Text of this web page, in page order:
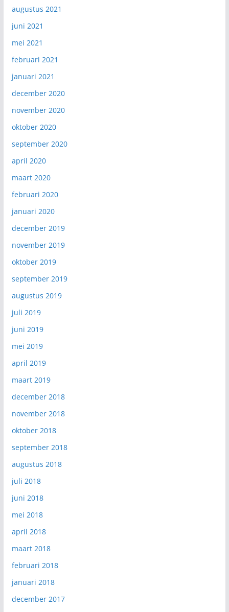
augustus 2021
juni 2021
mei 2021
februari 2021
januari 2021
december 2020
november 2020
oktober 2020
september 2020
april 2020
maart 2020
februari 2020
januari 2020
december 2019
november 2019
oktober 2019
september 2019
augustus 2019
juli 2019
juni 2019
mei 2019
april 2019
maart 2019
december 2018
november 2018
oktober 2018
september 2018
augustus 2018
juli 2018
juni 2018
mei 2018
april 2018
maart 2018
februari 2018
januari 2018
december 2017